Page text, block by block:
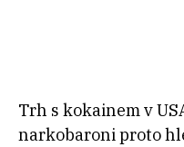
Trh s kokainem v
narkobaroni proto